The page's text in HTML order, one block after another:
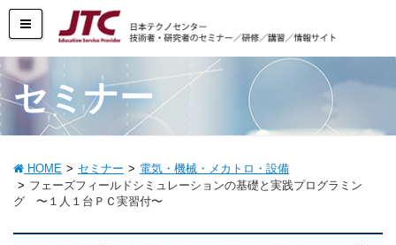
セミナー
HOME セミナー
電気・機械・メカトロ・設備
フェーズフィールドシミュレーションの基礎と実践プログラミン
グ 〜１人１台ＰＣ実習付〜